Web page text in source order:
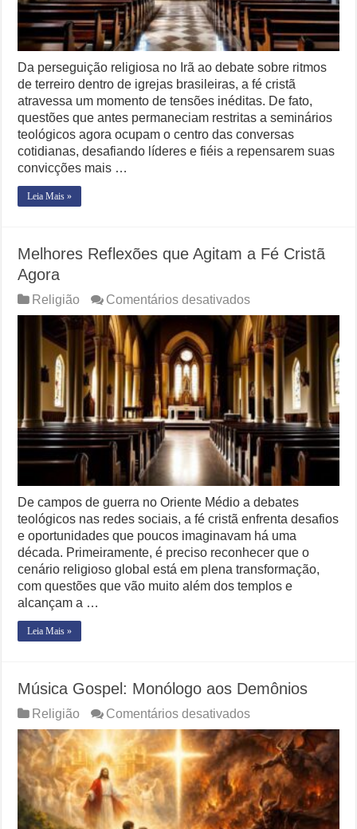
Da perseguição religiosa no Irã ao debate sobre ritmos
de terreiro dentro de igrejas brasileiras, a fé cristã
atravessa um momento de tensões inéditas. De fato,
questões que antes permaneciam restritas a seminários
teológicos agora ocupam o centro das conversas
cotidianas, desafiando líderes e fiéis a repensarem suas
convicções mais …
Leia Mais »
Melhores Reflexões que Agitam a Fé Cristã
Agora
Religião Comentários desativadosem
Melhores
Reflexões
que
Agitam
Fé
Cristã
Agora
De campos de guerra no Oriente Médio a debates
teológicos nas redes sociais, a fé cristã enfrenta desafios
e oportunidades que poucos imaginavam há uma
década. Primeiramente, é preciso reconhecer que o
cenário religioso global está em plena transformação,
com questões que vão muito além dos templos e
alcançam a …
Leia Mais »
Música Gospel: Monólogo aos Demônios
Religião Comentários desativadosem
Música
Gospel:
Monólogo
aos
Demônios